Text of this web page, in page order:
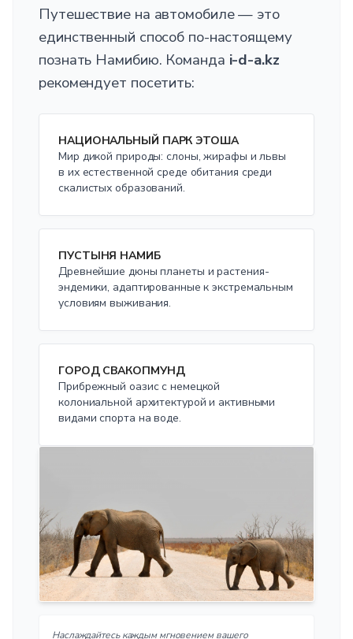
Путешествие на автомобиле — это
единственный способ по-настоящему
познать Намибию. Команда i-d-a.kz
рекомендует посетить:
НАЦИОНАЛЬНЫЙ ПАРК ЭТОША
Мир дикой природы: слоны, жирафы и львы
в их естественной среде обитания среди
скалистых образований.
ПУСТЫНЯ НАМИБ
Древнейшие дюны планеты и растения-
эндемики, адаптированные к экстремальным
условиям выживания.
ГОРОД СВАКОПМУНД
Прибрежный оазис с немецкой
колониальной архитектурой и активными
видами спорта на воде.
Наслаждайтесь каждым мгновением вашего